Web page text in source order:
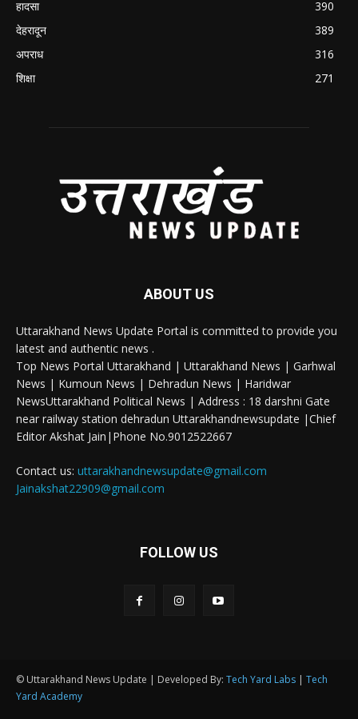
हादसा
390
देहरादून
389
अपराध
316
शिक्षा
271
ABOUT US
Uttarakhand News Update Portal is committed to provide you
latest and authentic news .
Top News Portal Uttarakhand | Uttarakhand News | Garhwal
News | Kumoun News | Dehradun News | Haridwar
NewsUttarakhand Political News | Address : 18 darshni Gate
near railway station dehradun Uttarakhandnewsupdate |Chief
Editor Akshat Jain|Phone No.9012522667
Contact us: uttarakhandnewsupdate@gmail.com
Jainakshat22909@gmail.com
FOLLOW US
© Uttarakhand News Update | Developed By: Tech Yard Labs
Tech
Yard Academy